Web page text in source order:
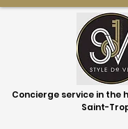
Concierge service in the
Saint-